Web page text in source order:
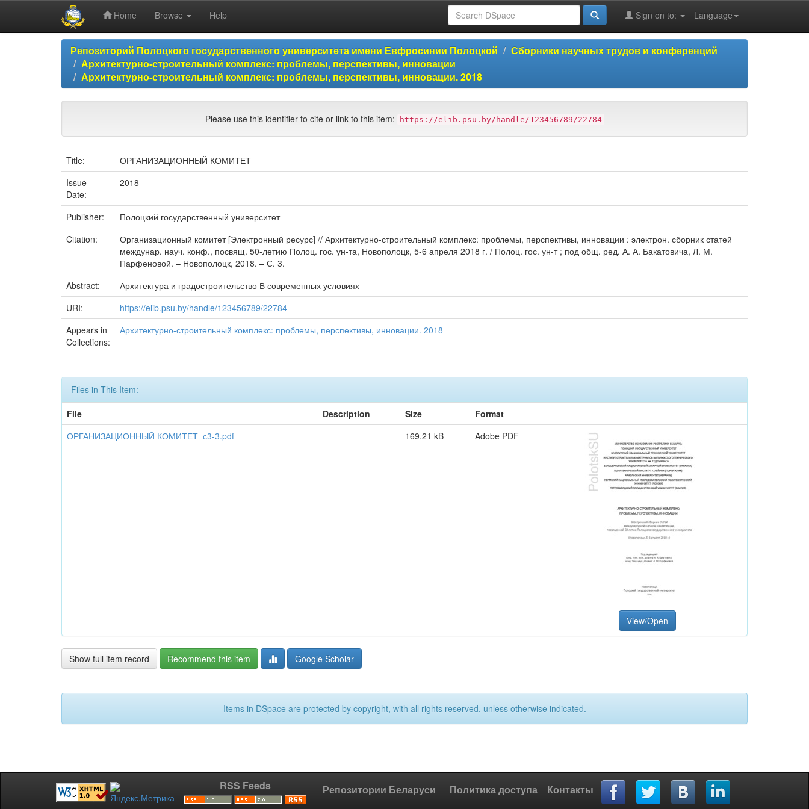
Home Browse Help Language
Sign on to:
Репозиторий Полоцкого государственного университета имени Евфросинии Полоцкой
Сборники научных трудов и конференций
Архитектурно-строительный комплекс: проблемы, перспективы, инновации
Архитектурно-строительный комплекс: проблемы, перспективы, инновации. 2018
Please use this identifier to cite or link to this item: https://elib.psu.by/handle/123456789/22784
Title:
ОРГАНИЗАЦИОННЫЙ КОМИТЕТ
Issue
Date:
2018
Publisher:
Полоцкий государственный университет
Citation:
Организационный комитет [Электронный ресурс] // Архитектурно-строительный комплекс: проблемы, перспективы, инновации : электрон. сборник статей
междунар. науч. конф., посвящ. 50-летию Полоц. гос. ун-та, Новополоцк, 5-6 апреля 2018 г. / Полоц. гос. ун-т ; под общ. ред. А. А. Бакатовича, Л. М.
Парфеновой. – Новополоцк, 2018. – С. 3.
Abstract:
Архитектура и градостроительство В современных условиях
URI:
https://elib.psu.by/handle/123456789/22784
Appears in
Collections:
Архитектурно-строительный комплекс: проблемы, перспективы, инновации. 2018
Files in This Item:
File
Description Size
Format
ОРГАНИЗАЦИОННЫЙ КОМИТЕТ_с3-3.pdf
169.21 kB Adobe PDF
View/Open
Show full item record Recommend this item Google Scholar
Items in DSpace are protected by copyright, with all rights reserved, unless otherwise indicated.
RSS Feeds Репозитории Беларуси Политика доступа Контакты